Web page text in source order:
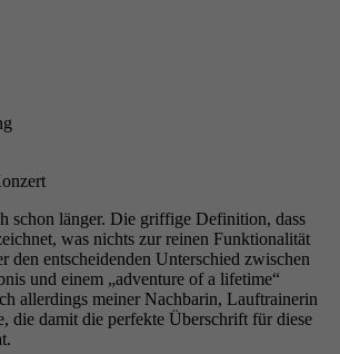
schon länger. Die griffige Definition, dass
was nichts zur reinen Funktionalität
den entscheidenden Unterschied zwischen
und einem „adventure of a lifetime“
allerdings meiner Nachbarin, Lauftrainerin
die damit die perfekte Überschrift für diese